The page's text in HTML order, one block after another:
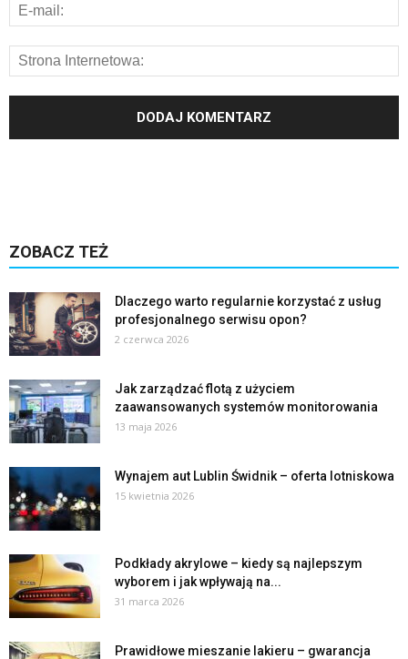
ZOBACZ TEŻ
Dlaczego warto regularnie korzystać z usług
profesjonalnego serwisu opon?
2 czerwca 2026
Jak zarządzać flotą z użyciem
zaawansowanych systemów monitorowania
13 maja 2026
Wynajem aut Lublin Świdnik – oferta lotniskowa
15 kwietnia 2026
Podkłady akrylowe – kiedy są najlepszym
wyborem i jak wpływają na...
31 marca 2026
Prawidłowe mieszanie lakieru – gwarancja